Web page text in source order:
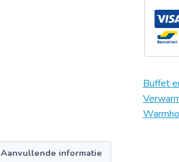
Model
SELF
205W
Buffet
Aanvullende informatie